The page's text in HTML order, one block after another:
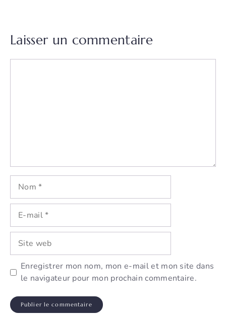
Laisser un commentaire
Nom
mail
Site
web
Enregistrer mon nom, mon e-mail et mon site dans
le navigateur pour mon prochain commentaire.